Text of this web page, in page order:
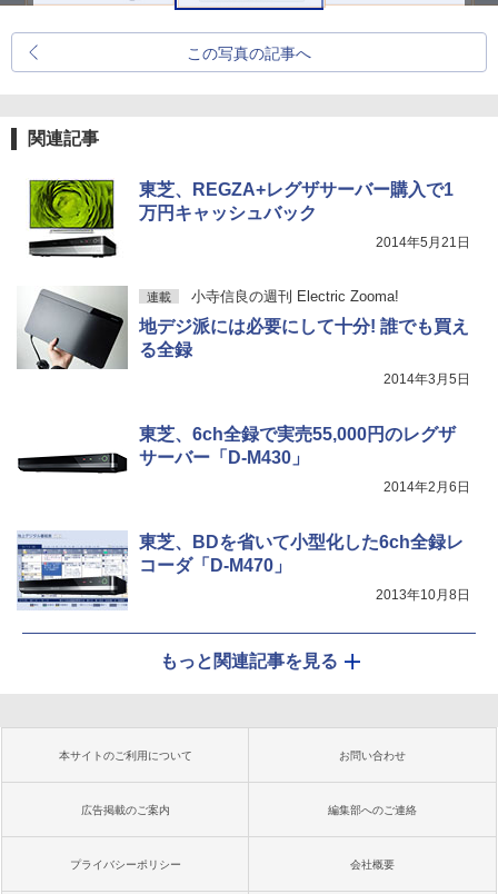
この写真の記事へ
関連記事
東芝、REGZA+レグザサーバー購入で1
万円キャッシュバック
2014年5月21日
連載 小寺信良の週刊 Electric Zooma!
地デジ派には必要にして十分! 誰でも買え
る全録
2014年3月5日
東芝、6ch全録で実売55,000円のレグザ
サーバー「D-M430」
2014年2月6日
東芝、BDを省いて小型化した6ch全録レ
コーダ「D-M470」
2013年10月8日
もっと関連記事を見る
本サイトのご利用について お問い合わせ
広告掲載のご案内 編集部へのご連絡
プライバシーポリシー 会社概要